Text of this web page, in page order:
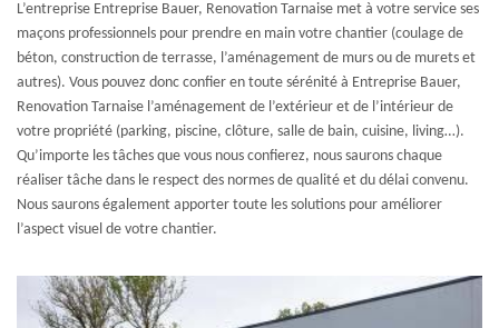
L’entreprise Entreprise Bauer, Renovation Tarnaise met à votre service ses
maçons professionnels pour prendre en main votre chantier (coulage de
béton, construction de terrasse, l’aménagement de murs ou de murets et
autres). Vous pouvez donc confier en toute sérénité à Entreprise Bauer,
Renovation Tarnaise l’aménagement de l’extérieur et de l’intérieur de
votre propriété (parking, piscine, clôture, salle de bain, cuisine, living…).
Qu’importe les tâches que vous nous confierez, nous saurons chaque
réaliser tâche dans le respect des normes de qualité et du délai convenu.
Nous saurons également apporter toute les solutions pour améliorer
l’aspect visuel de votre chantier.